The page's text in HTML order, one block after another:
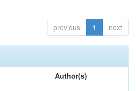
previous 1 next
Author(s)